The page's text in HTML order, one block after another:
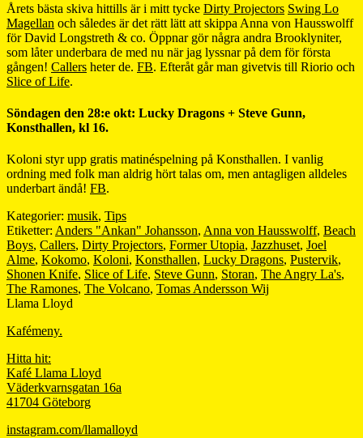
Årets bästa skiva hittills är i mitt tycke Dirty Projectors Swing Lo
Magellan och således är det rätt lätt att skippa Anna von Hausswolff
för David Longstreth & co. Öppnar gör några andra Brooklyniter,
som låter underbara de med nu när jag lyssnar på dem för första
gången! Callers heter de. FB. Efteråt går man givetvis till Riorio och
Slice of Life.
Söndagen den 28:e okt: Lucky Dragons + Steve Gunn,
Konsthallen, kl 16.
Koloni styr upp gratis matinéspelning på Konsthallen. I vanlig
ordning med folk man aldrig hört talas om, men antagligen alldeles
underbart ändå! FB.
Kategorier: musik, Tips
Etiketter: Anders "Ankan" Johansson, Anna von Hausswolff, Beach
Boys, Callers, Dirty Projectors, Former Utopia, Jazzhuset, Joel
Alme, Kokomo, Koloni, Konsthallen, Lucky Dragons, Pustervik,
Shonen Knife, Slice of Life, Steve Gunn, Storan, The Angry La's,
The Ramones, The Volcano, Tomas Andersson Wij
Llama Lloyd
Kafémeny.
Hitta hit:
Kafé Llama Lloyd
Väderkvarnsgatan 16a
41704 Göteborg
instagram.com/llamalloyd